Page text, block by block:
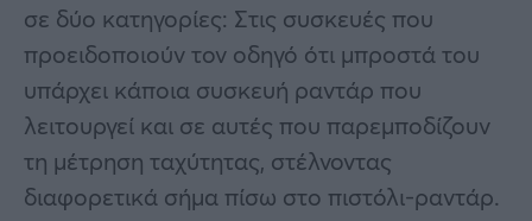
σε δύο κατηγορίες: Στις συσκευές που
προειδοποιούν τον οδηγό ότι μπροστά του
υπάρχει κάποια συσκευή ραντάρ που
λειτουργεί και σε αυτές που παρεμποδίζουν
τη μέτρηση ταχύτητας, στέλνοντας
διαφορετικά σήμα πίσω στο πιστόλι-ραντάρ.